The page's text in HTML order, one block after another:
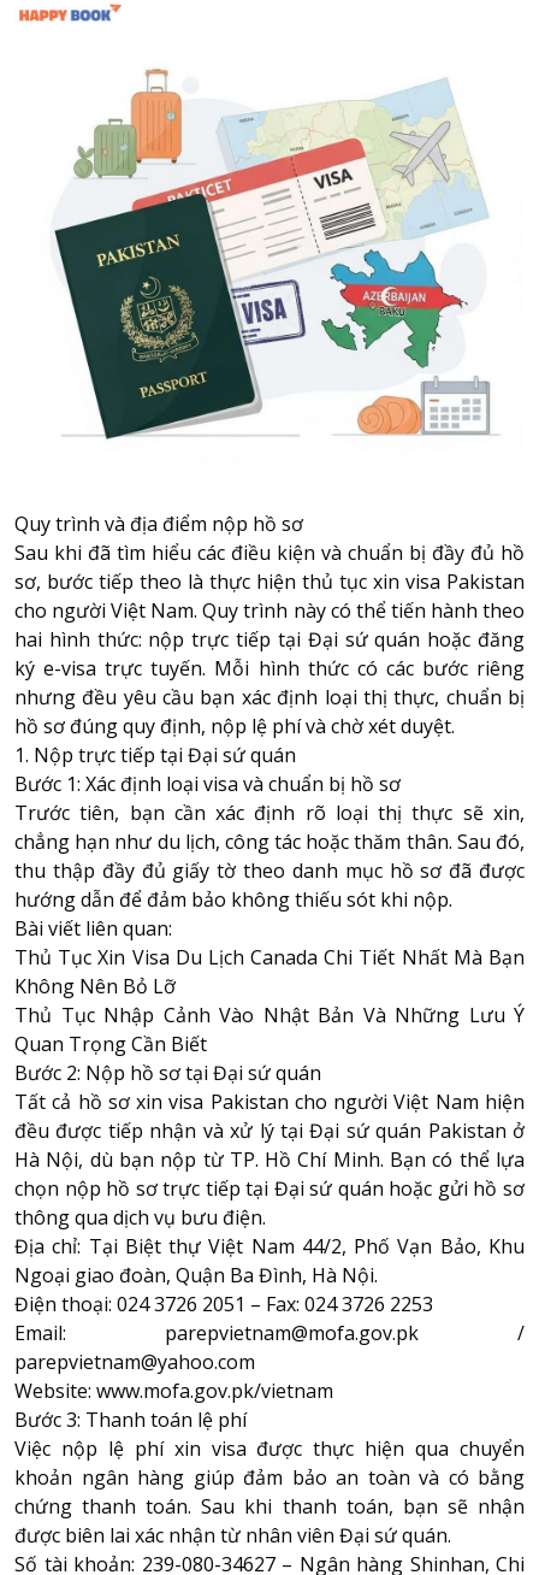
Quy trình và địa điểm nộp hồ sơ
Sau khi đã tìm hiểu các điều kiện và chuẩn bị đầy đủ hồ
sơ, bước tiếp theo là thực hiện thủ tục xin visa Pakistan
cho người Việt Nam. Quy trình này có thể tiến hành theo
hai hình thức: nộp trực tiếp tại Đại sứ quán hoặc đăng
ký e-visa trực tuyến. Mỗi hình thức có các bước riêng
nhưng đều yêu cầu bạn xác định loại thị thực, chuẩn bị
hồ sơ đúng quy định, nộp lệ phí và chờ xét duyệt.
1. Nộp trực tiếp tại Đại sứ quán
Bước 1: Xác định loại visa và chuẩn bị hồ sơ
Trước tiên, bạn cần xác định rõ loại thị thực sẽ xin,
chẳng hạn như du lịch, công tác hoặc thăm thân. Sau đó,
thu thập đầy đủ giấy tờ theo danh mục hồ sơ đã được
hướng dẫn để đảm bảo không thiếu sót khi nộp.
Bài viết liên quan:
Thủ Tục Xin Visa Du Lịch Canada Chi Tiết Nhất Mà Bạn
Không Nên Bỏ Lỡ
Thủ Tục Nhập Cảnh Vào Nhật Bản Và Những Lưu Ý
Quan Trọng Cần Biết
Bước 2: Nộp hồ sơ tại Đại sứ quán
Tất cả hồ sơ xin visa Pakistan cho người Việt Nam hiện
đều được tiếp nhận và xử lý tại Đại sứ quán Pakistan ở
Hà Nội, dù bạn nộp từ TP. Hồ Chí Minh. Bạn có thể lựa
chọn nộp hồ sơ trực tiếp tại Đại sứ quán hoặc gửi hồ sơ
thông qua dịch vụ bưu điện.
Địa chỉ: Tại Biệt thự Việt Nam 44/2, Phố Vạn Bảo, Khu
Ngoại giao đoàn, Quận Ba Đình, Hà Nội.
Điện thoại: 024 3726 2051 – Fax: 024 3726 2253
Email: parepvietnam@mofa.gov.pk /
parepvietnam@yahoo.com
Website: www.mofa.gov.pk/vietnam
Bước 3: Thanh toán lệ phí
Việc nộp lệ phí xin visa được thực hiện qua chuyển
khoản ngân hàng giúp đảm bảo an toàn và có bằng
chứng thanh toán. Sau khi thanh toán, bạn sẽ nhận
được biên lai xác nhận từ nhân viên Đại sứ quán.
Số tài khoản: 239-080-34627 – Ngân hàng Shinhan, Chi